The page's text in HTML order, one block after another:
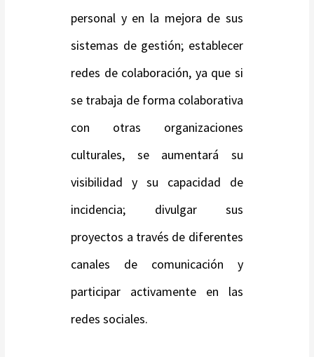
personal y en la mejora de sus
sistemas de gestión; establecer
redes de colaboración, ya que si
se trabaja de forma colaborativa
con otras organizaciones
culturales, se aumentará su
visibilidad y su capacidad de
incidencia; divulgar sus
proyectos a través de diferentes
canales de comunicación y
participar activamente en las
redes sociales.